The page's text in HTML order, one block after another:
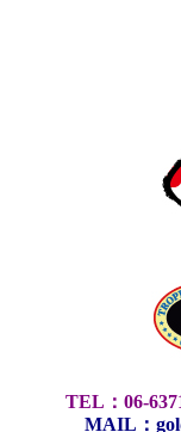
TEL ： 06-
MAIL ：